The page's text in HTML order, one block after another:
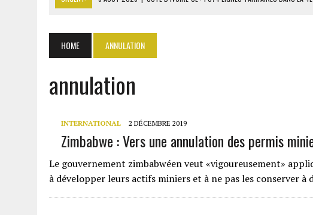
6 AOÛT 2026 | LE TCHAD PRÉVOIT D’ARRÊTER LES EXPORTATIONS DE BÉTAIL VIVANT
6 AOÛT 2026
| SÉNÉGAL : ABDOU KHADIR SOW QUITTE LE PRP POUR SOUTENIR
HOME ANNULATION
annulation
INTERNATIONAL 2 DÉCEMBRE 2019
Zimbabwe : Vers une annulation des permis
Le gouvernement zimbabwéen veut «vigoureusement»
à développer leurs actifs miniers et à ne pas les conserver à